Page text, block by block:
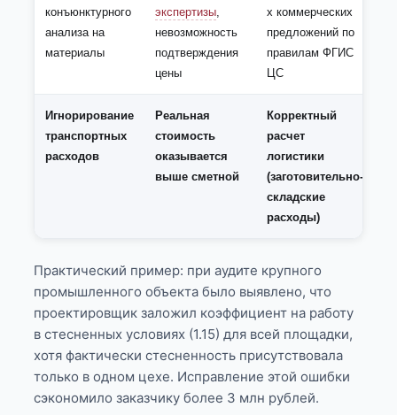
конъюнктурного
анализа на
материалы
экспертизы,
невозможность
подтверждения
цены
х коммерческих
предложений по
правилам ФГИС
ЦС
Игнорирование
транспортных
расходов
Реальная
стоимость
оказывается
выше сметной
Корректный
расчет
логистики
(заготовительно-
складские
расходы)
Практический пример: при аудите крупного
промышленного объекта было выявлено, что
проектировщик заложил коэффициент на работу
в стесненных условиях (1.15) для всей площадки,
хотя фактически стесненность присутствовала
только в одном цехе. Исправление этой ошибки
сэкономило заказчику более 3 млн рублей.